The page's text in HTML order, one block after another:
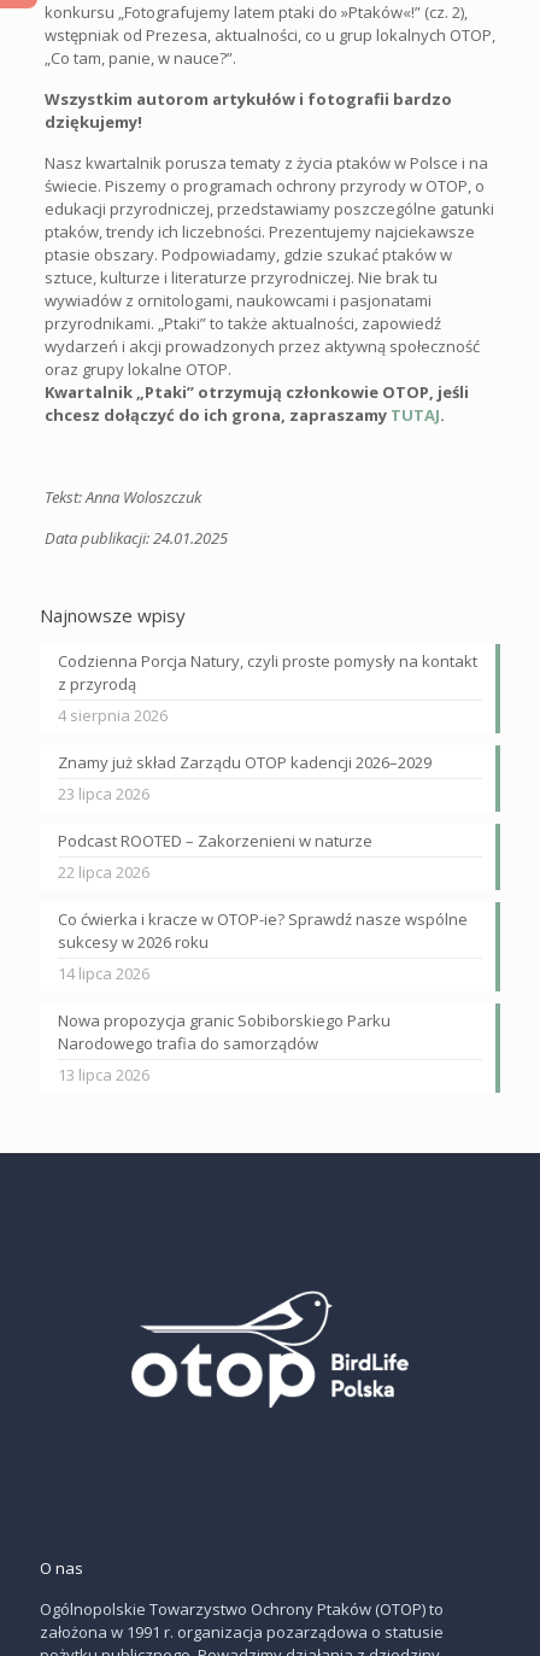
konkursu „Fotografujemy latem ptaki do »Ptaków«!” (cz. 2),
wstępniak od Prezesa, aktualności, co u grup lokalnych OTOP,
„Co tam, panie, w nauce?”.
Wszystkim autorom artykułów i fotografii bardzo
dziękujemy!
Nasz kwartalnik porusza tematy z życia ptaków w Polsce i na
świecie. Piszemy o programach ochrony przyrody w OTOP, o
edukacji przyrodniczej, przedstawiamy poszczególne gatunki
ptaków, trendy ich liczebności. Prezentujemy najciekawsze
ptasie obszary. Podpowiadamy, gdzie szukać ptaków w
sztuce, kulturze i literaturze przyrodniczej. Nie brak tu
wywiadów z ornitologami, naukowcami i pasjonatami
przyrodnikami. „Ptaki” to także aktualności, zapowiedź
wydarzeń i akcji prowadzonych przez aktywną społeczność
oraz grupy lokalne OTOP.
Kwartalnik „Ptaki” otrzymują członkowie OTOP, jeśli
chcesz dołączyć do ich grona, zapraszamy TUTAJ.
Tekst: Anna Woloszczuk
Data publikacji: 24.01.2025
Najnowsze wpisy
Codzienna Porcja Natury, czyli proste pomysły na kontakt
z przyrodą
4 sierpnia 2026
Znamy już skład Zarządu OTOP kadencji 2026–2029
23 lipca 2026
Podcast ROOTED – Zakorzenieni w naturze
22 lipca 2026
Co ćwierka i kracze w OTOP-ie? Sprawdź nasze wspólne
sukcesy w 2026 roku
14 lipca 2026
Nowa propozycja granic Sobiborskiego Parku
Narodowego trafia do samorządów
13 lipca 2026
O nas
Ogólnopolskie Towarzystwo Ochrony Ptaków (OTOP) to
założona w 1991 r. organizacja pozarządowa o statusie